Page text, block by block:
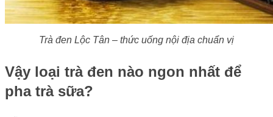
Trà đen Lộc Tân – thức uống nội địa chuẩn vị
Vậy loại trà đen nào ngon nhất để
pha trà sữa?